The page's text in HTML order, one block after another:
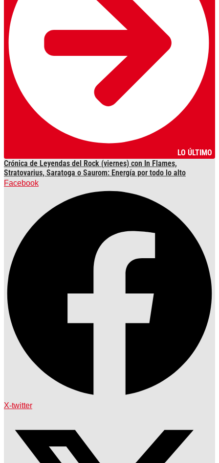
LO ÚLTIMO
Crónica de Leyendas del Rock (viernes) con In Flames,
Stratovarius, Saratoga o Saurom: Energía por todo lo alto
Facebook
X-twitter